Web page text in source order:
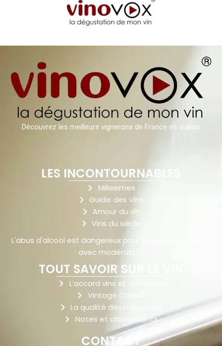
Découvrez les meilleurs vignerons de France en vidéos
LES INCONTOURNABLES
Millesimes
Guide des Vins
Amour du vin
Vins du siècle
L'abus d'alcool est dangereux pour la santé, dégustez
avec modération.
TOUT SAVOIR SUR LE VIN
L’accord vins et des mets
Vintage Code©
La qualité des millesimes
Notes et classements
CONTACT